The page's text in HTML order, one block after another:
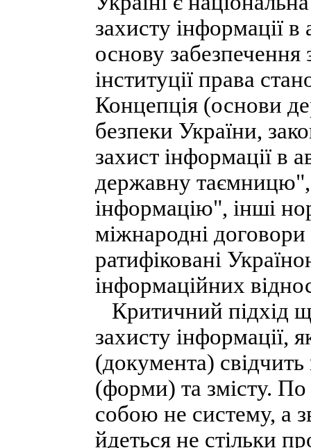
захисту інформації
основу забезпечення
інституції права
Концепція (основи
безпеки України,
захист інформації в
державну
інформацію", інші
міжнародні
ратифіковані
інформаційних
Критичний підхід
захисту інформації,
(документа) свідчить
(форми) та змісту. По
собою не систему, а
йдеться не стільки